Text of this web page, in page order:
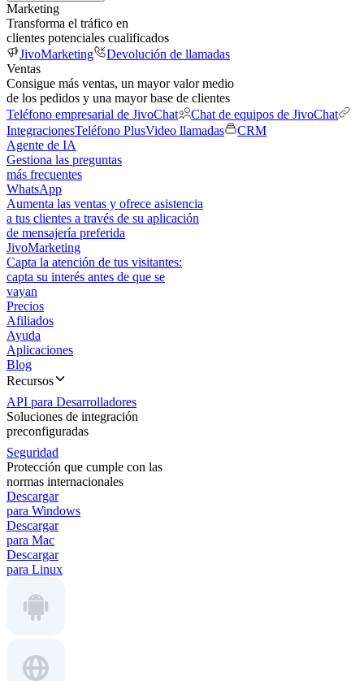
Marketing
Transforma el tráfico en
clientes potenciales cualificados
JivoMarketing
Devolución de llamadas
Ventas
Consigue más ventas, un mayor valor medio
de los pedidos y una mayor base de clientes
Teléfono empresarial de JivoChat
Chat de equipos de JivoChat
IntegracionesTeléfono PlusVideo llamadas
CRM
Agente de IA
Gestiona las preguntas
más frecuentes
WhatsApp
Aumenta las ventas y ofrece asistencia
a tus clientes a través de su aplicación
de mensajería preferida
JivoMarketing
Capta la atención de tus visitantes:
capta su interés antes de que se
vayan
Precios
Afiliados
Ayuda
Aplicaciones
Blog
Recursos
API para Desarrolladores
Soluciones de integración
preconfiguradas
Seguridad
Protección que cumple con las
normas internacionales
Descargar
para Windows
Descargar
para Mac
Descargar
para Linux